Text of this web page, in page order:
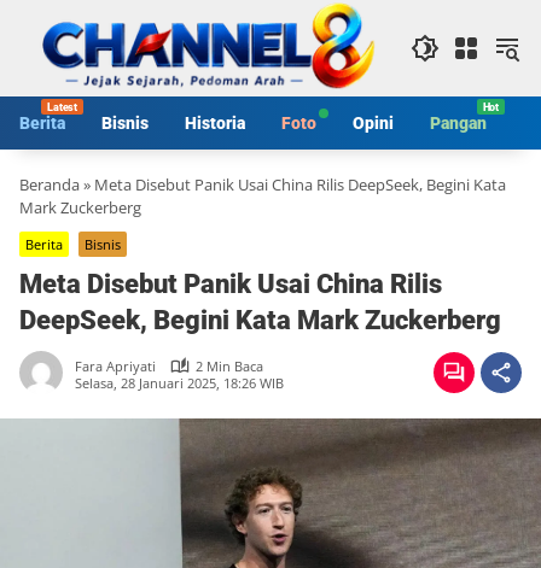
konten
Berita Bisnis Historia Foto Opini Pangan
Beranda» Meta Disebut Panik Usai China Rilis DeepSeek, Begini Kata
Mark Zuckerberg
Berita Bisnis
Meta Disebut Panik Usai China Rilis
DeepSeek, Begini Kata Mark Zuckerberg
Fara Apriyati
2 Min Baca
Selasa, 28 Januari 2025, 18:26 WIB